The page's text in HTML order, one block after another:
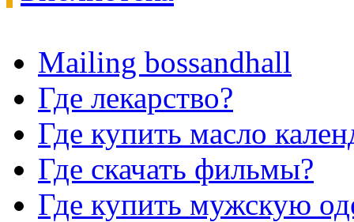
Mailing bossandhall
Где лекарство?
Где купить масло
Где скачать фильмы?
Где купить мужскую